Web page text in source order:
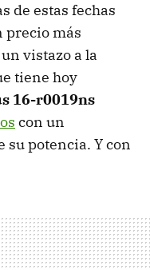
de estas fechas
precio más
vistazo a la
tiene hoy
16-r0019ns
con un
su potencia. Y con